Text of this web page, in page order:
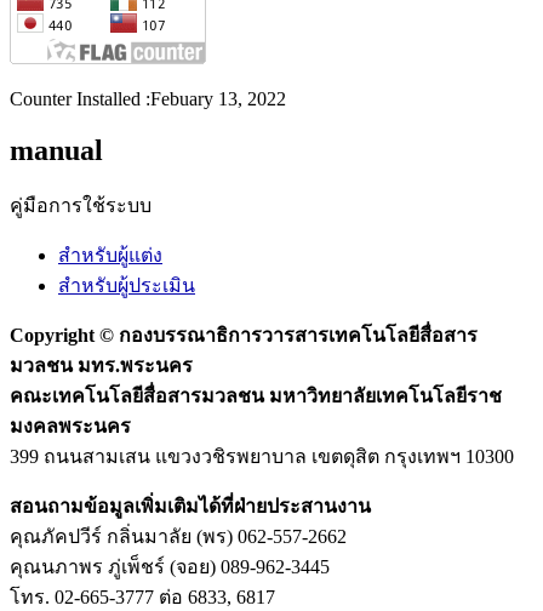
Counter Installed :Febuary 13, 2022
manual
คู่มือการใช้ระบบ
สำหรับผู้แต่ง
สำหรับผู้ประเมิน
Copyright © กองบรรณาธิการวารสารเทคโนโลยีสื่อสาร
มวลชน มทร.พระนคร
คณะเทคโนโลยีสื่อสารมวลชน มหาวิทยาลัยเทคโนโลยีราช
มงคลพระนคร
399 ถนนสามเสน แขวงวชิรพยาบาล เขตดุสิต กรุงเทพฯ 10300
สอนถามข้อมูลเพิ่มเติมได้ที่ฝ่ายประสานงาน
คุณภัคปวีร์ กลิ่นมาลัย (พร) 062-557-2662
คุณนภาพร ภู่เพ็ชร์ (จอย) 089-962-3445
โทร. 02-665-3777 ต่อ 6833, 6817